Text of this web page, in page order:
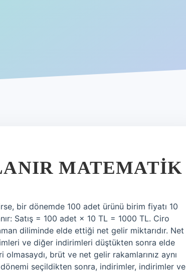
MATEMATIK
bir dönemde 100 adet ürünü birim fiyatı 10
Satış = 100 adet × 10 TL = 1000 TL. Ciro
diliminde elde ettiği net gelir miktarıdır. Net
ve diğer indirimleri düştükten sonra elde
brüt ve net gelir rakamlarınız aynı
seçildikten sonra, indirimler, indirimler ve